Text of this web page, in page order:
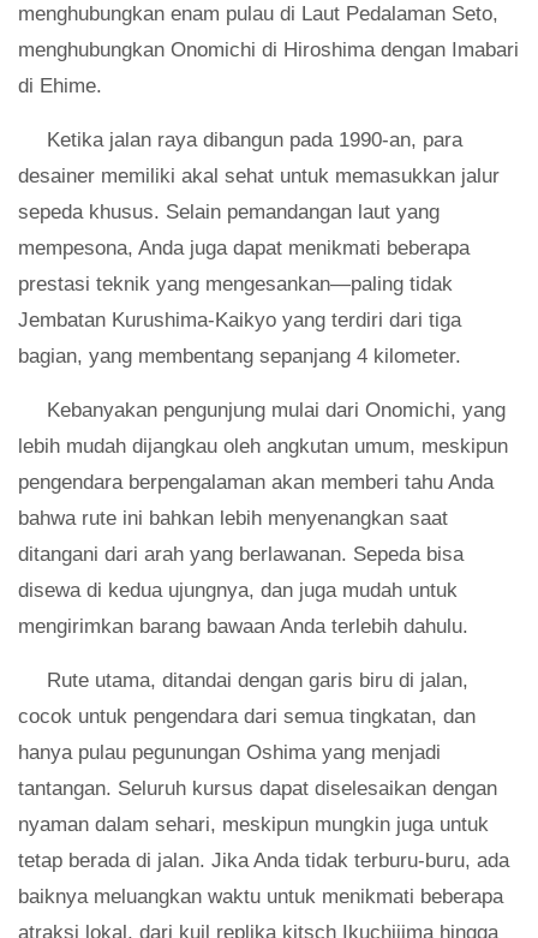
menghubungkan enam pulau di Laut Pedalaman Seto,
menghubungkan Onomichi di Hiroshima dengan Imabari
di Ehime.
Ketika jalan raya dibangun pada 1990-an, para
desainer memiliki akal sehat untuk memasukkan jalur
sepeda khusus. Selain pemandangan laut yang
mempesona, Anda juga dapat menikmati beberapa
prestasi teknik yang mengesankan—paling tidak
Jembatan Kurushima-Kaikyo yang terdiri dari tiga
bagian, yang membentang sepanjang 4 kilometer.
Kebanyakan pengunjung mulai dari Onomichi, yang
lebih mudah dijangkau oleh angkutan umum, meskipun
pengendara berpengalaman akan memberi tahu Anda
bahwa rute ini bahkan lebih menyenangkan saat
ditangani dari arah yang berlawanan. Sepeda bisa
disewa di kedua ujungnya, dan juga mudah untuk
mengirimkan barang bawaan Anda terlebih dahulu.
Rute utama, ditandai dengan garis biru di jalan,
cocok untuk pengendara dari semua tingkatan, dan
hanya pulau pegunungan Oshima yang menjadi
tantangan. Seluruh kursus dapat diselesaikan dengan
nyaman dalam sehari, meskipun mungkin juga untuk
tetap berada di jalan. Jika Anda tidak terburu-buru, ada
baiknya meluangkan waktu untuk menikmati beberapa
atraksi lokal, dari kuil replika kitsch Ikuchijima hingga